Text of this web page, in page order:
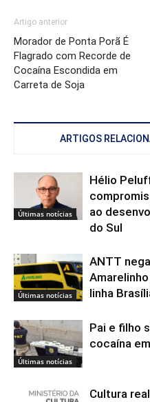
Artigo anterior
Morador de Ponta Porã É
Flagrado com Recorde de
Cocaína Escondida em
Carreta de Soja
ARTIGOS
Últimas notícias
Hélio
ao
do Sul
Últimas notícias
ANTT
linha
Últimas notícias
Pai e filho
cocaína
Cultura